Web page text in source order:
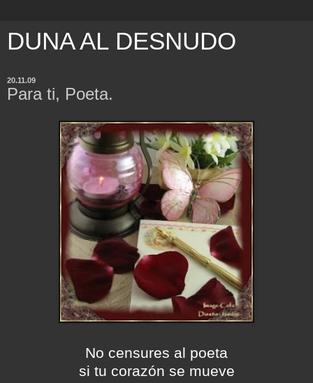
DUNA AL DESNUDO
20.11.09
Para ti, Poeta.
No censures al poeta
si tu corazón se mueve